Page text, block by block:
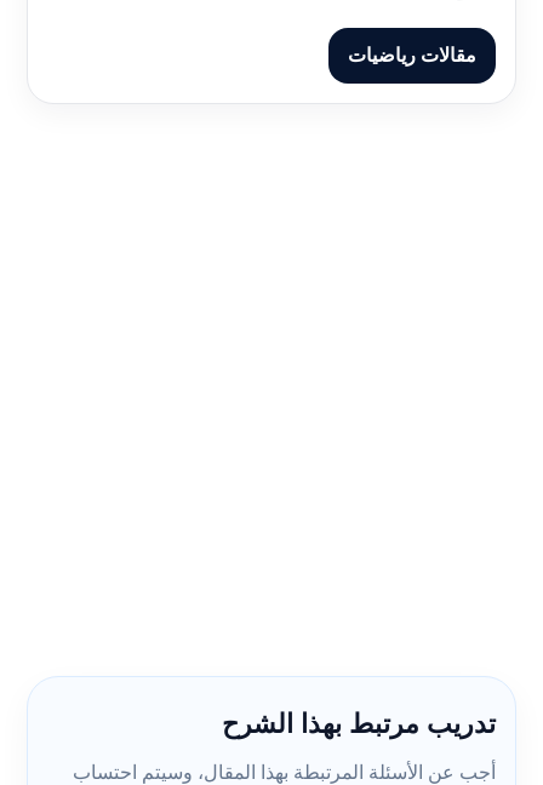
مقالات رياضيات
تدريب مرتبط بهذا الشرح
أجب عن الأسئلة المرتبطة بهذا المقال، وسيتم احتساب